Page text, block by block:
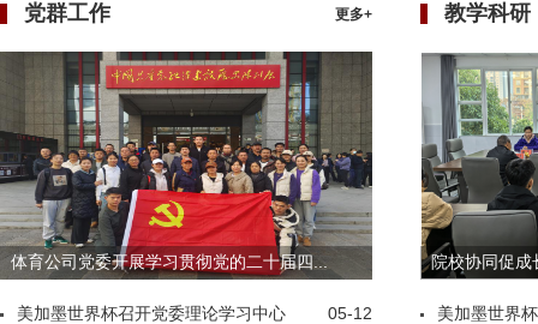
更多+
党群工作
体育公司党委开展学习贯彻党的二十届四...
05-12
美加墨世界杯召开党委理论学习中心
教学科研
院校协同促
美加墨世界